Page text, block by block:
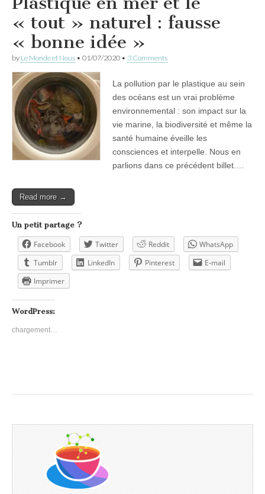
« tout » naturel : fausse
« bonne idée »
by Le Monde et Nous • 01/07/2020 • 3 Comments
La pollution par le plastique au sein
des océans est un vrai problème
environnemental : son impact sur la
vie marine, la biodiversité et même la
santé humaine éveille les
consciences et interpelle. Nous en
parlions dans ce précédent billet.…
Read more →
Un petit partage ?
Facebook Twitter Reddit
WhatsApp
Tumblr
LinkedIn Pinterest
E-mail
Imprimer
WordPress:
chargement…